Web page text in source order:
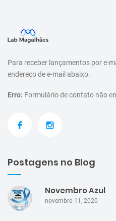
Para receber lançamentos por e-
endereço de e-mail abaixo.
Erro: Formulário de contato não
Postagens no Blog
Novembro Azul
novembro 11, 2020